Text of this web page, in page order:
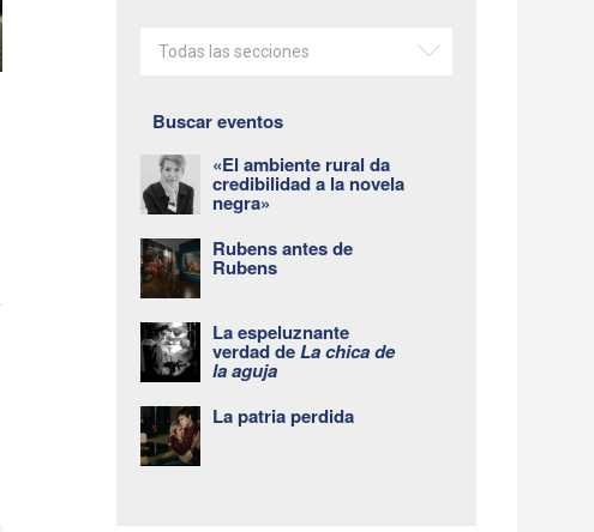
Todas las secciones
Buscar eventos
«El ambiente rural da
credibilidad a la novela
negra»
Rubens antes de
Rubens
La espeluznante
verdad deLa chica de
la aguja
La patria perdida